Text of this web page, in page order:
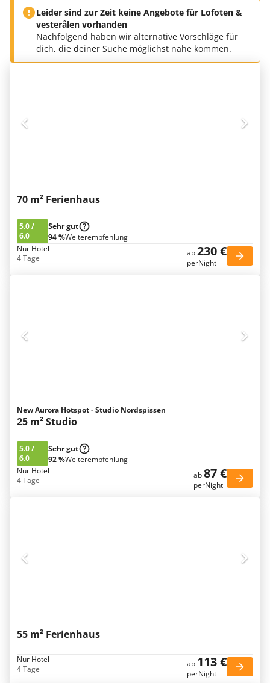
Leider sind zur Zeit keine Angebote für Lofoten &
vesterålen vorhanden
Nachfolgend haben wir alternative Vorschläge für
dich, die deiner Suche möglichst nahe kommen.
70 m² Ferienhaus
5.0/
6.0
Sehr gut
94 %Weiterempfehlung
Nur Hotel
4 Tage
ab230 €
perNight
New Aurora Hotspot - Studio Nordspissen
25 m² Studio
5.0/
6.0
Sehr gut
92 %Weiterempfehlung
Nur Hotel
4 Tage
ab87 €
perNight
55 m² Ferienhaus
Nur Hotel
4 Tage
ab 113 €
perNight